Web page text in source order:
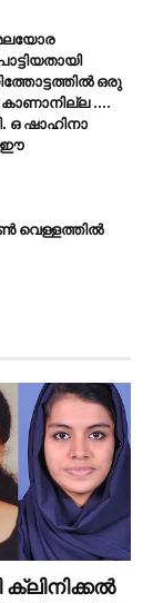
മലയോര
ഒരു
കാണാനില്ല ....
ഒ ഷാഹിനാ
ഈ
വെള്ളത്തില്‍
ക്ലിനിക്കൽ